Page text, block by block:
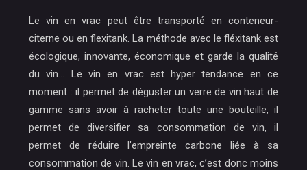
Le vin en vrac peut être transporté en conteneur-
citerne ou en flexitank. La méthode avec le fléxitank est
écologique, innovante, économique et garde la qualité
du vin… Le vin en vrac est hyper tendance en ce
moment : il permet de déguster un verre de vin haut de
gamme sans avoir à racheter toute une bouteille, il
permet de diversifier sa consommation de vin, il
permet de réduire l’empreinte carbone liée à sa
consommation de vin. Le vin en vrac, c’est donc moins